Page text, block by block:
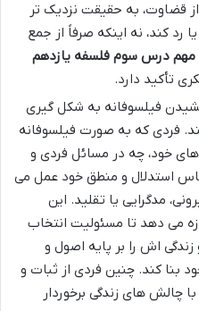
به حقیقت نزدیک تر
رد کند، نه اینکه صرفاً از جمع
مهم درس سوم فلسفه یازدهم
تأکید دارد.
فیلسوفانه به شکل گیری
فردی که به صورت فیلسوفانه
خود، چه در مسائل فردی و
استدلال و منطق خود عمل می
مدگرایی یا تقلید. این
می دهد تا مسئولیت انتخاب
زندگی اش را بر پایه اصول و
بنا کند. چنین فردی از ثبات و
چالش های زندگی برخوردار